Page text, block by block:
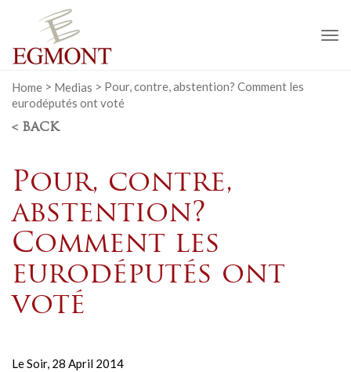
Home > Medias > Pour, contre, abstention? Comment les
eurodéputés ont voté
< BACK
Pour, contre,
abstention?
Comment les
eurodéputés ont
voté
Le Soir, 28 April 2014